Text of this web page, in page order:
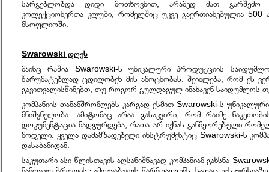
სარგებლობდა დიდი მოთხოვნით, არამედ მათ გარშემო
კოლექციონერთა კლუბი, რომელშიც უკვე გაერთიანებულია 500
მსოფლიოში.
Swarowski დღეს
მაინც რაშია Swarowski-ს უნიკალური პროდუქციის
წარუმატებლად ცდილობენ მის ამოცნობას. შეიძლება, რომ ეს
გავითვალისწინებთ, თუ როგორ გულდაგულ ინახავენ საიდუმლოს
კომპანიის თანამშრომლებს კარგად ესმით Swarowski-ს
მნიშვნელობა. ამიტომაც არაა გასაკვირი, რომ რაიმე
დოკუმენტაცია ნადგურდება, რათა არ იქნას განმეორებული
მოდელი. ყველა დამამზადებელი ინსტრუმენტიც Swarowski-ს
დასაბამიდან.
საკუთარი ასი წლისთავის აღსანიშნავად კომპანიამ გახსნა